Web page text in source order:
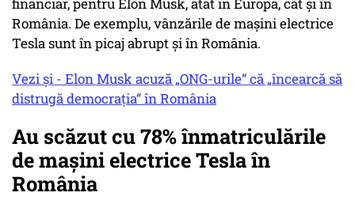
financiar, pentru Elon Musk, atât în Europa, cât și în
România. De exemplu, vânzările de mașini electrice
Tesla sunt în picaj abrupt și în România.
Vezi și - Elon Musk acuză „ONG-urile“ că „încearcă să
distrugă democrația“ în România
Au scăzut cu 78% înmatriculările
de mașini electrice Tesla în
România